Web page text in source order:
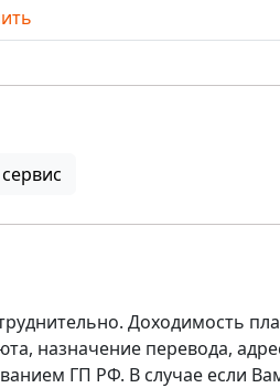
Доходимость
назначение перевода,
ГП РФ. В случае если